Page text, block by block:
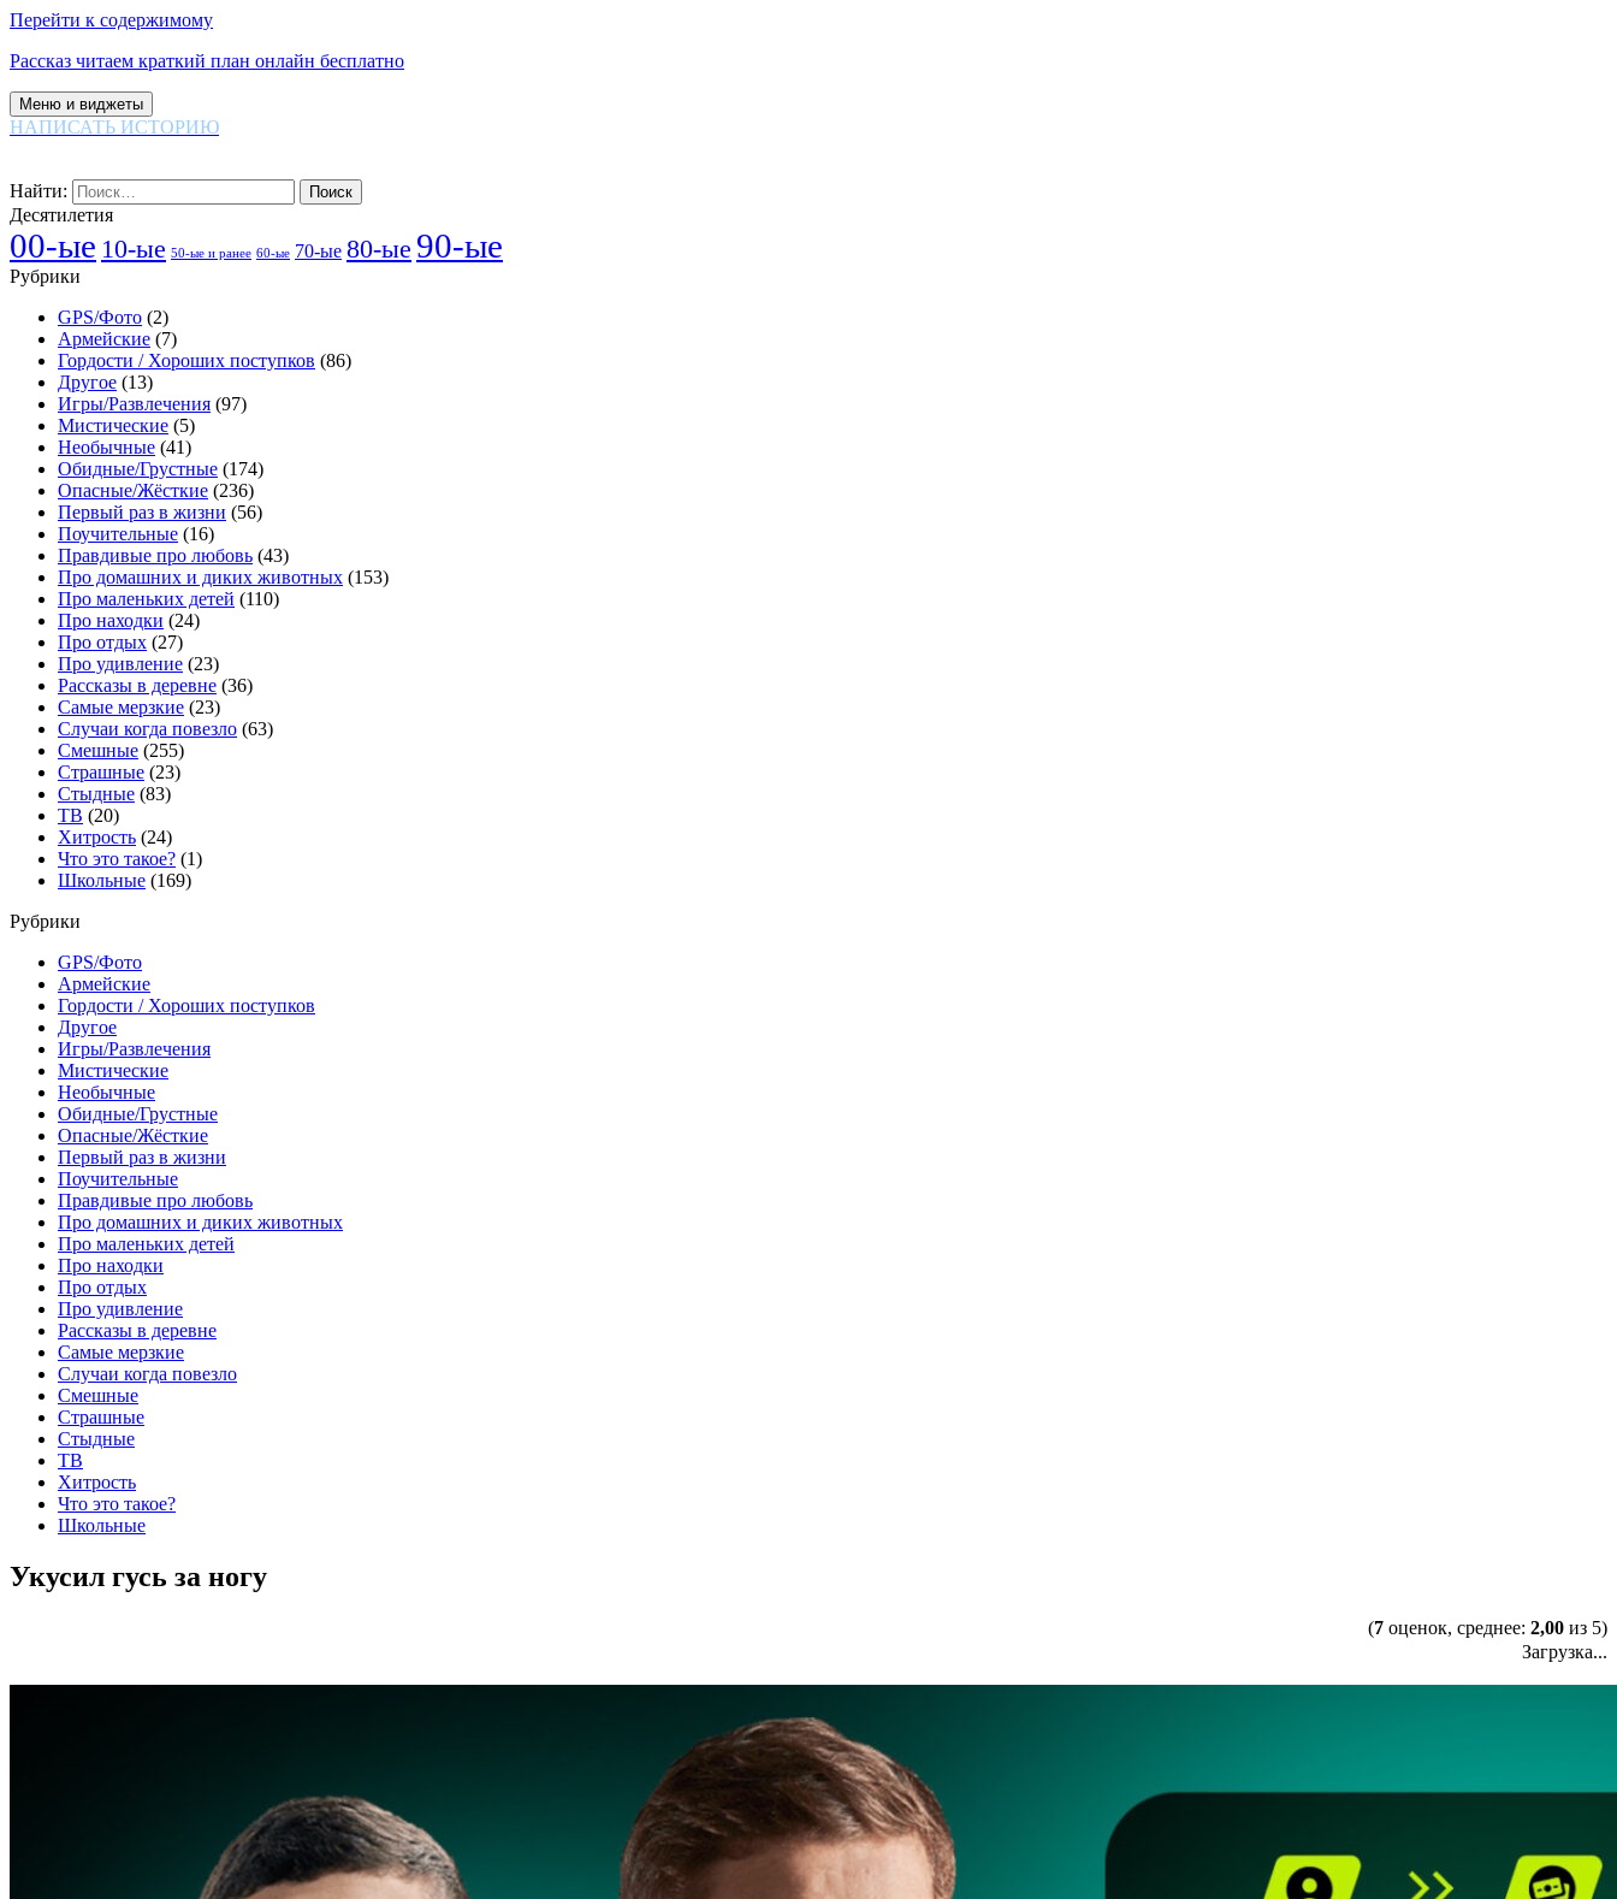
Перейти к содержимому
Рассказ читаем краткий план онлайн бесплатно
Меню и виджеты
НАПИСАТЬ ИСТОРИЮ
Найти:
Десятилетия
00-ые 10-ые 50-ые и ранее 60-ые 70-ые 80-ые 90-ые
Рубрики
GPS/Фото (2)
Армейские (7)
Гордости / Хороших поступков (86)
Другое (13)
Игры/Развлечения (97)
Мистические (5)
Необычные (41)
Обидные/Грустные (174)
Опасные/Жёсткие (236)
Первый раз в жизни (56)
Поучительные (16)
Правдивые про любовь (43)
Про домашних и диких животных (153)
Про маленьких детей (110)
Про находки (24)
Про отдых (27)
Про удивление (23)
Рассказы в деревне (36)
Самые мерзкие (23)
Случаи когда повезло (63)
Смешные (255)
Страшные (23)
Стыдные (83)
ТВ (20)
Хитрость (24)
Что это такое? (1)
Школьные (169)
Рубрики
GPS/Фото
Армейские
Гордости / Хороших поступков
Другое
Игры/Развлечения
Мистические
Необычные
Обидные/Грустные
Опасные/Жёсткие
Первый раз в жизни
Поучительные
Правдивые про любовь
Про домашних и диких животных
Про маленьких детей
Про находки
Про отдых
Про удивление
Рассказы в деревне
Самые мерзкие
Случаи когда повезло
Смешные
Страшные
Стыдные
ТВ
Хитрость
Что это такое?
Школьные
Укусил гусь за ногу
(7 оценок, среднее: 2,00 из 5)
Загрузка...